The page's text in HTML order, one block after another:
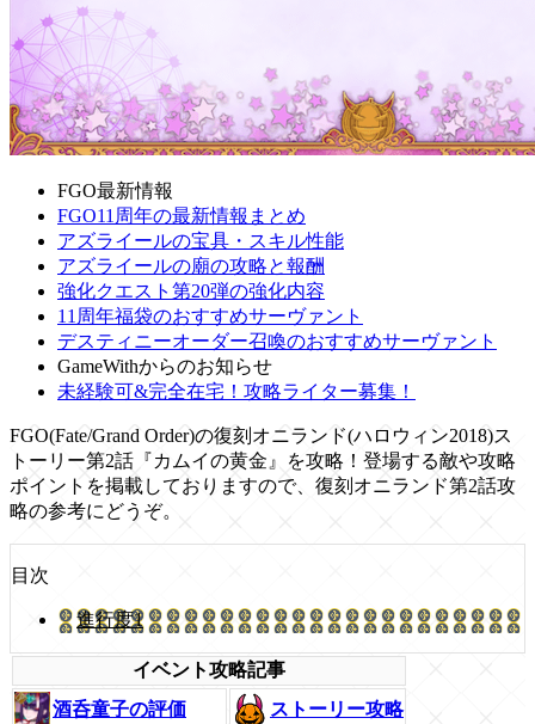
FGO最新情報
FGO11周年の最新情報まとめ
アズライールの宝具・スキル性能
アズライールの廟の攻略と報酬
強化クエスト第20弾の強化内容
11周年福袋のおすすめサーヴァント
デスティニーオーダー召喚のおすすめサーヴァント
GameWithからのお知らせ
未経験可&完全在宅！攻略ライター募集！
FGO(Fate/Grand Order)の復刻オニランド(ハロウィン2018)ス
トーリー第2話『カムイの黄金』を攻略！登場する敵や攻略
ポイントを掲載しておりますので、復刻オニランド第2話攻
略の参考にどうぞ。
目次
進行度1
イベント攻略記事
酒呑童子の評価
ストーリー攻略